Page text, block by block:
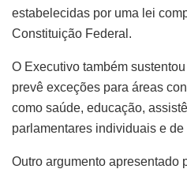
estabelecidas por uma lei
Constituição Federal.
O Executivo também
prevê exceções para áreas
como saúde, educação,
parlamentares individuais e de
Outro argumento apresentado